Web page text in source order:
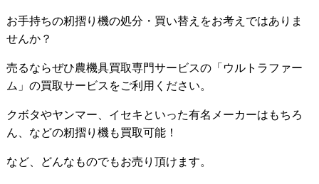
お手持ちの籾摺り機の処分・買い替えをお考えではありま
せんか？
売るならぜひ農機具買取専門サービスの「ウルトラファー
ム」の買取サービスをご利用ください。
クボタやヤンマー、イセキといった有名メーカーはもちろ
ん、などの籾摺り機も買取可能！
など、どんなものでもお売り頂けます。